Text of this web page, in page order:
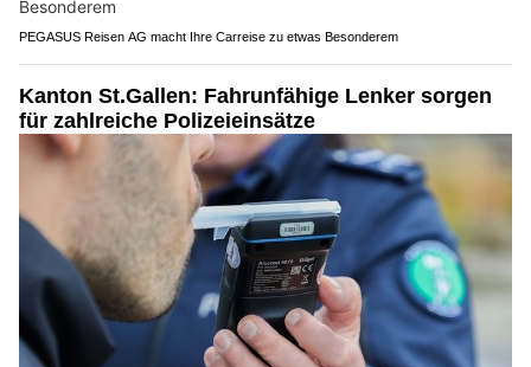
PEGASUS Reisen AG macht Ihre Carreise zu etwas Besonderem
Kanton St.Gallen: Fahrunfähige Lenker sorgen
für zahlreiche Polizeieinsätze